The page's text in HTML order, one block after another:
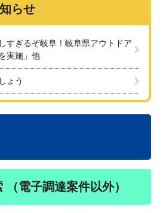
らせ
すぎるぞ岐阜！岐阜県アウトドア
実施」他
ょう
（電子調達案件以外）